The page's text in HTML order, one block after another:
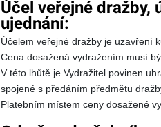
Účel veřejné dražby,
ujednání:
Účelem veřejné dražby je uzavření
Cena dosažená vydražením musí
V této lhůtě je Vydražitel povinen
spojené s předáním předmětu
Platebním místem ceny dosažené